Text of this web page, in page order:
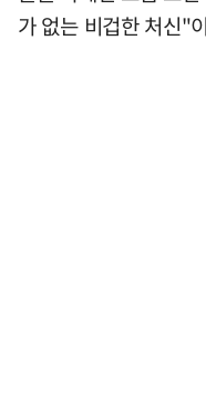
가 없는 비겁한 처신"